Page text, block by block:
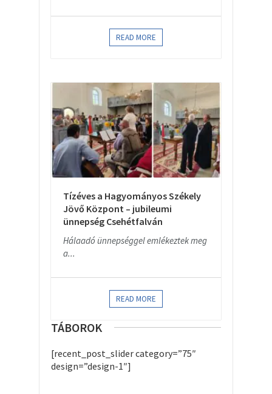
READ MORE
Tízéves a Hagyományos Székely
Jövő Központ – jubileumi
ünnepség Csehétfalván
Hálaadó ünnepséggel emlékeztek meg
a...
READ MORE
TÁBOROK
[recent_post_slider category=”75″
design=”design-1″]